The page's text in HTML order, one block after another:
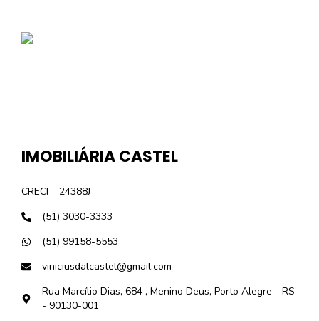
IMOBILIÁRIA CASTEL
CRECI
24388J
(51) 3030-3333
(51) 99158-5553
viniciusdalcastel@gmail.com
Rua Marcílio Dias, 684 , Menino Deus, Porto Alegre - RS
- 90130-001